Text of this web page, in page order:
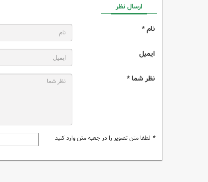
ارسال نظر
نام *
ایمیل
نظر شما *
* لطفا متن تصویر را در جعبه متن وارد کنید